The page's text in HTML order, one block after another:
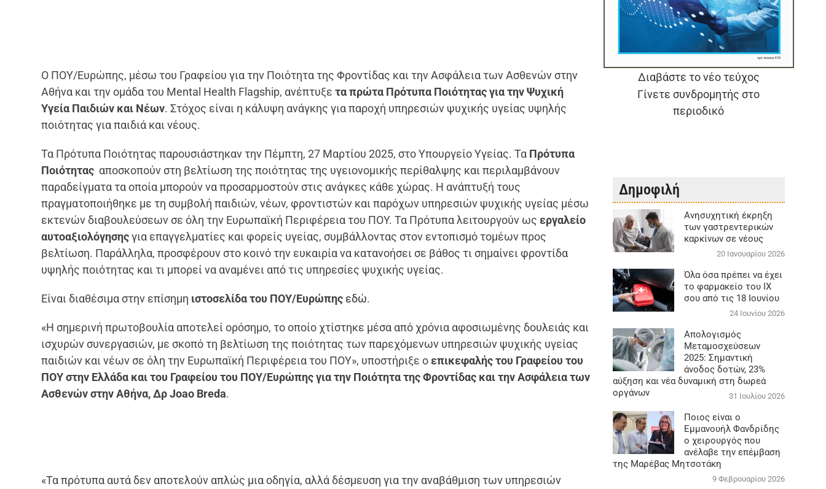
Ο ΠΟΥ/Ευρώπης, μέσω του Γραφείου για την Ποιότητα της Φροντίδας και την Ασφάλεια των Ασθενών στην
Αθήνα και την ομάδα του Mental Health Flagship, ανέπτυξετα πρώτα Πρότυπα Ποιότητας για την Ψυχική
Υγεία Παιδιών και Νέων. Στόχος είναι η κάλυψη ανάγκης για παροχή υπηρεσιών ψυχικής υγείας υψηλής
ποιότητας για παιδιά και νέους.
Τα Πρότυπα Ποιότητας παρουσιάστηκαν την Πέμπτη, 27 Μαρτίου 2025, στο Υπουργείο Υγείας. Τα Πρότυπα
Ποιότητας αποσκοπούν στη βελτίωση της ποιότητας της υγειονομικής περίθαλψης και περιλαμβάνουν
παραδείγματα τα οποία μπορούν να προσαρμοστούν στις ανάγκες κάθε χώρας. Η ανάπτυξή τους
πραγματοποιήθηκε με τη συμβολή παιδιών, νέων, φροντιστών και παρόχων υπηρεσιών ψυχικής υγείας μέσω
εκτενών διαβουλεύσεων σε όλη την Ευρωπαϊκή Περιφέρεια του ΠΟΥ. Τα Πρότυπα λειτουργούν ως εργαλείο
αυτοαξιολόγησηςγια επαγγελματίες και φορείς υγείας, συμβάλλοντας στον εντοπισμό τομέων προς
βελτίωση. Παράλληλα, προσφέρουν στο κοινό την ευκαιρία να κατανοήσει σε βάθος τι σημαίνει φροντίδα
υψηλής ποιότητας και τι μπορεί να αναμένει από τις υπηρεσίες ψυχικής υγείας.
Είναι διαθέσιμα στην επίσημη ιστοσελίδα του ΠΟΥ/Ευρώπης εδώ.
«Η σημερινή πρωτοβουλία αποτελεί ορόσημο, το οποίο χτίστηκε μέσα από χρόνια αφοσιωμένης δουλειάς και
ισχυρών συνεργασιών, με σκοπό τη βελτίωση της ποιότητας των παρεχόμενων υπηρεσιών ψυχικής υγείας
παιδιών και νέων σε όλη την Ευρωπαϊκή Περιφέρεια του ΠΟΥ», υποστήριξε ο επικεφαλής του Γραφείου του
ΠΟΥ στην Ελλάδα και του Γραφείου του ΠΟΥ/Ευρώπης για την Ποιότητα της Φροντίδας και την Ασφάλεια των
Ασθενών στην Αθήνα, Δρ Joao Breda.
«Τα πρότυπα αυτά δεν αποτελούν απλώς μια οδηγία, αλλά δέσμευση για την αναβάθμιση των υπηρεσιών
Διαβάστε το νέο τεύχος
Γίνετε συνδρομητής στο
περιοδικό
Δημοφιλή
Aνησυχητική έκρηξη
των γαστρεντερικών
καρκίνων σε νέους
20 Ιανουαρίου 2026
Όλα όσα πρέπει να έχει
το φαρμακείο του ΙΧ
σου από τις 18 Ιουνίου
24 Ιουνίου 2026
Απολογισμός
Μεταμοσχεύσεων
2025: Σημαντική
άνοδος δοτών, 23%
αύξηση και νέα δυναμική στη δωρεά
οργάνων
31 Ιουλίου 2026
Ποιος είναι ο
Εμμανουήλ Φανδρίδης
ο χειρουργός που
ανέλαβε την επέμβαση
της Μαρέβας Μητσοτάκη
9 Φεβρουαρίου 2026